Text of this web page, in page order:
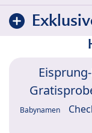
Babynamen